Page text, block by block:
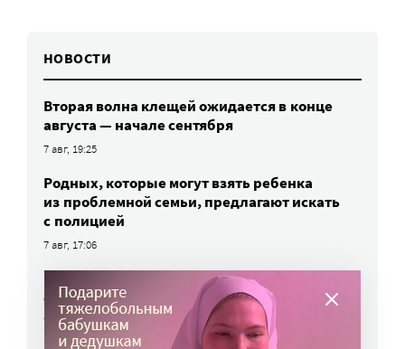
НОВОСТИ
Вторая волна клещей ожидается в конце
августа — начале сентября
7 авг, 19:25
Родных, которые могут взять ребенка
из проблемной семьи, предлагают искать
с полицией
7 авг, 17:06
Родителей детей-инвалидов просят пройти
опрос о трудоустройстве
7 авг, 15:34